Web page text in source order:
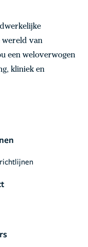
wereld van
een weloverwogen
kliniek en